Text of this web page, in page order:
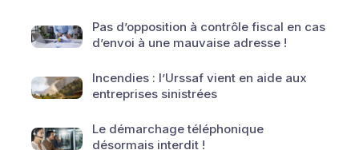
Pas d’opposition à contrôle fiscal en cas
d’envoi à une mauvaise adresse !
Incendies : l’Urssaf vient en aide aux
entreprises sinistrées
Le démarchage téléphonique
désormais interdit !